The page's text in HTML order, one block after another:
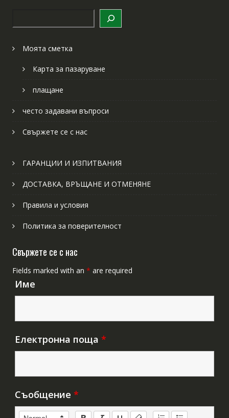
Моята сметка
Карта за пазаруване
плащане
често задавани въпроси
Свържете се с нас
ГАРАНЦИИ И ИЗПИТВАНИЯ
ДОСТАВКА, ВРЪЩАНЕ И ОТМЕНЯНЕ
Правила и условия
Политика за поверителност
Свържете се с нас
Fields marked with an * are required
Име
Електронна поща *
Съобщение *